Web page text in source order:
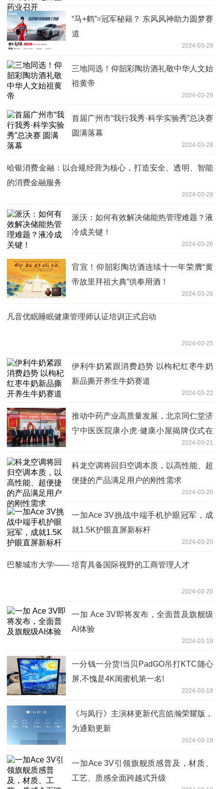
“马+鹤”=冠军秘籍？ 东风风神助力圆梦赛
道
2024-03-29
三地同选！仰韶彩陶坊酒礼敬中华人文始
祖黄帝
2024-03-29
首届广州市“我行我秀·科学实验秀”总决赛
圆满落幕
2024-03-28
哈银消费金融：以合规经营为核心，打造安全、透明、智能
的消费金融服务
2024-03-28
派沃：如何有效解决储能热管理难题？液
冷成关键！
2024-03-26
官宣！仰韶彩陶坊酒连续十一年荣膺“黄
帝故里拜祖大典”供奉用酒！
2024-03-26
凡音优眠睡眠健康管理师认证培训正式启动
2024-03-25
伊利牛奶紧跟消费趋势 以枸杞红枣牛奶
新品撕开养生牛奶赛道
2024-03-22
推动中药产业高质量发展，北京同仁堂济
宁中医医院康小虎·健康小屋揭牌仪式在
2024-03-21
科龙空调将回归空调本质，以高性能、超
便捷的产品满足用户的刚性需求
2024-03-20
一加Ace 3V挑战中端手机护眼冠军，成
就1.5K护眼直屏新标杆
2024-03-20
巴黎城市大学—— 培育具备国际视野的工商管理人才
2024-03-20
一加 Ace 3V即将发布，全面普及旗舰级
AI体验
2024-03-19
一分钱一分货!当贝PadGO吊打KTC随心
屏,不愧是4K闺蜜机第一名!
2024-03-19
《与凤行》主演林更新代言皓瀚荣耀版，
为通勤更新
2024-03-18
一加Ace 3V引领旗舰质感普及，材质、
工艺、质感全面跨越式升级